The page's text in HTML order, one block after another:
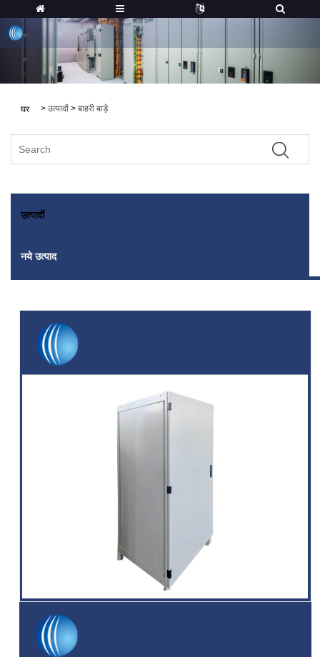
घर > उत्पादों > बाहरी बाड़े
उत्पादों
नये उत्पाद